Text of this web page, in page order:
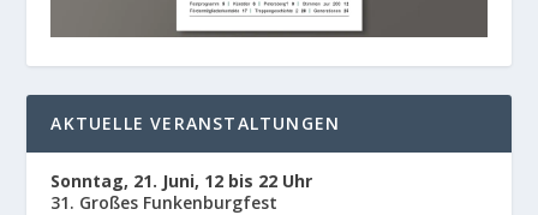
AKTUELLE VERANSTALTUNGEN
Sonntag, 21. Juni, 12 bis 22 Uhr
31. Großes Funkenburgfest